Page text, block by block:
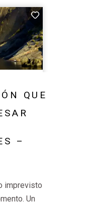
QUE
–
imprevisto
Un